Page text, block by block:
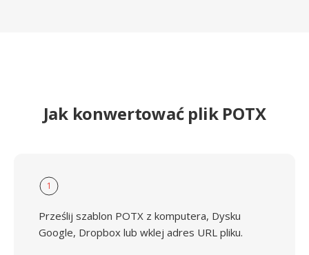
Jak konwertować plik POTX
1
Prześlij szablon POTX z komputera, Dysku
Google, Dropbox lub wklej adres URL pliku.